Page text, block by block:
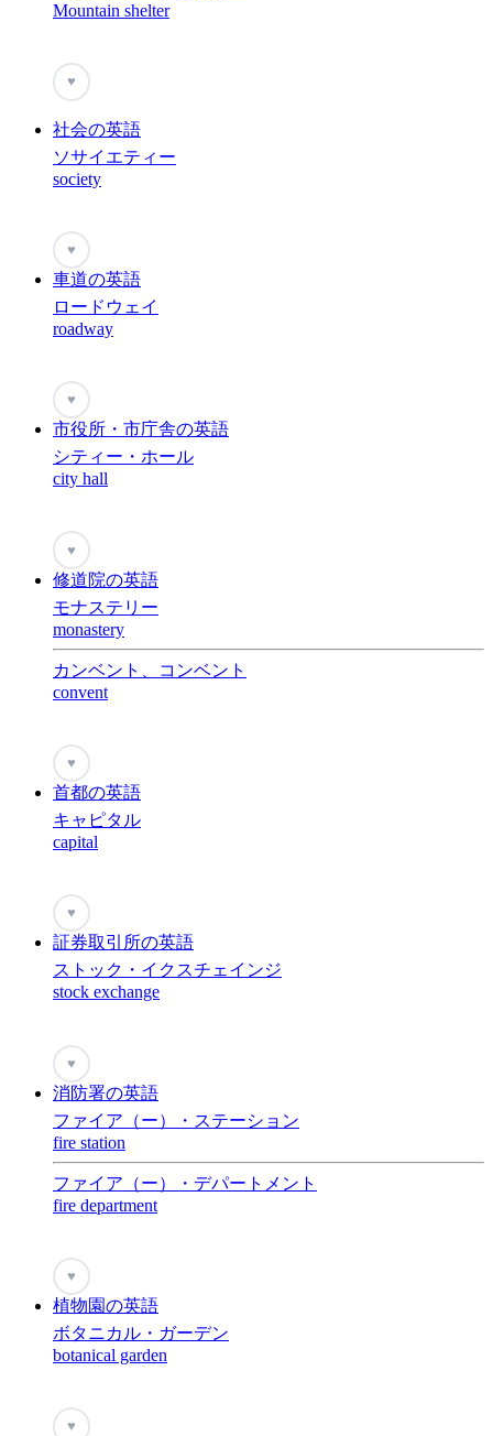
Mountain shelter
♥
社会の英語
ソサイエティー
society
♥
車道の英語
ロードウェイ
roadway
♥
市役所・市庁舎の英語
シティー・ホール
city hall
♥
修道院の英語
モナステリー
monastery
カンベント、コンベント
convent
♥
首都の英語
キャピタル
capital
♥
証券取引所の英語
ストック・イクスチェインジ
stock exchange
♥
消防署の英語
ファイア（ー）・ステーション
fire station
ファイア（ー）・デパートメント
fire department
♥
植物園の英語
ボタニカル・ガーデン
botanical garden
♥